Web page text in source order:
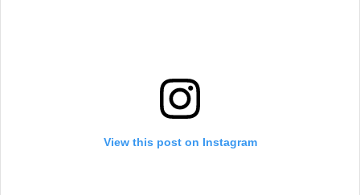
View this post on Instagram